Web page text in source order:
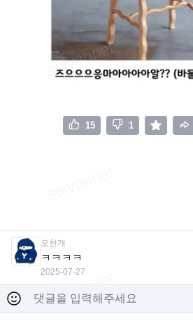
15 1
오천개
ㅋㅋㅋㅋ
2025-07-27